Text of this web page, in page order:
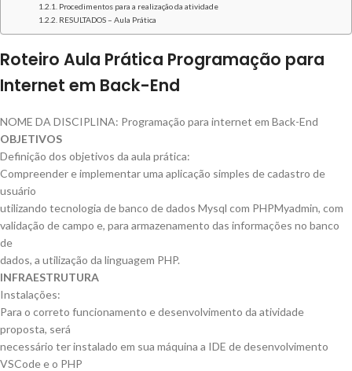
Procedimentos para a realização da atividade
RESULTADOS – Aula Prática
Roteiro Aula Prática Programação para
Internet em Back-End
NOME DA DISCIPLINA: Programação para internet em Back-End
OBJETIVOS
Definição dos objetivos da aula prática:
Compreender e implementar uma aplicação simples de cadastro de
usuário
utilizando tecnologia de banco de dados Mysql com PHPMyadmin, com
validação de campo e, para armazenamento das informações no banco
de
dados, a utilização da linguagem PHP.
INFRAESTRUTURA
Instalações:
Para o correto funcionamento e desenvolvimento da atividade
proposta, será
necessário ter instalado em sua máquina a IDE de desenvolvimento
VSCode e o PHP